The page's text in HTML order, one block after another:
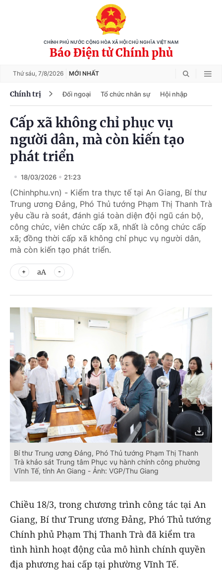
CHÍNH PHỦ NƯỚC CỘNG HÒA XÃ HỘI CHỦ NGHĨA VIỆT NAM
Báo Điện tử Chính phủ
Thứ sáu, 7/8/2026 MỚI NHẤT
Chính trị Đối ngoại Tổ chức nhân sự Hội nhập
Cấp xã không chỉ phục vụ
người dân, mà còn kiến tạo
phát triển
18/03/2026 21:23
(Chinhphu.vn) - Kiểm tra thực tế tại An Giang, Bí thư
Trung ương Đảng, Phó Thủ tướng Phạm Thị Thanh Trà
yêu cầu rà soát, đánh giá toàn diện đội ngũ cán bộ,
công chức, viên chức cấp xã, nhất là công chức cấp
xã; đồng thời cấp xã không chỉ phục vụ người dân,
mà còn kiến tạo phát triển.
aA
Bí thư Trung ương Đảng, Phó Thủ tướng Phạm Thị Thanh
Trà khảo sát Trung tâm Phục vụ hành chính công phường
Vĩnh Tế, tỉnh An Giang - Ảnh: VGP/Thu Giang
Chiều 18/3, trong chương trình công tác tại An
Giang, Bí thư Trung ương Đảng, Phó Thủ tướng
Chính phủ Phạm Thị Thanh Trà đã kiểm tra
tình hình hoạt động của mô hình chính quyền
địa phương hai cấp tại phường Vĩnh Tế.